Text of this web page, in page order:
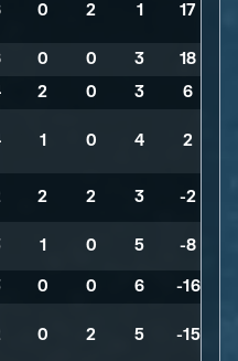
0 2 1 17
0 0 3
18
2 0 3 6
1 0 4 2
2 2 3 -2
1 0 5 -8
0 0 6 -16
0 2 5 -15